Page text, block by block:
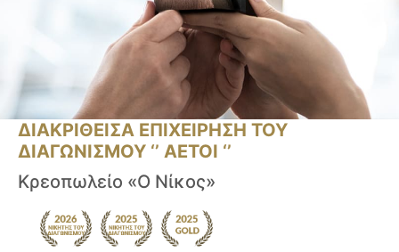
ΔΙΑΚΡΙΘΕΙΣΑ ΕΠΙΧΕΙΡΗΣΗ ΤΟΥ
ΔΙΑΓΩΝΙΣΜΟΥ ‘’ ΑΕΤΟΙ ‘’
Κρεοπωλείο «Ο Νίκος»